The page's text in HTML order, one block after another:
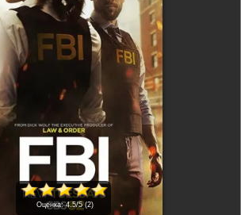
Оценка:4.5/5 (2)